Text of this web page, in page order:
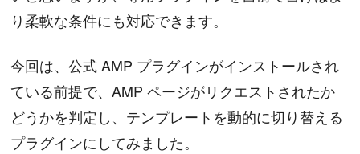
り柔軟な条件にも対応できます。
今回は、公式 AMP プラグインがインストールされ
ている前提で、AMP ページがリクエストされたか
どうかを判定し、テンプレートを動的に切り替える
プラグインにしてみました。